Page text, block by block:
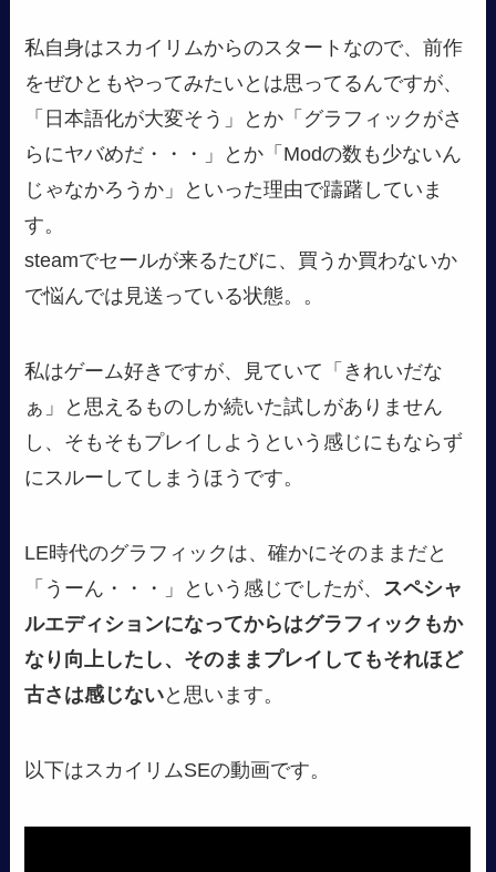
私自身はスカイリムからのスタートなので、前作
をぜひともやってみたいとは思ってるんですが、
「日本語化が大変そう」とか「グラフィックがさ
らにヤバめだ・・・」とか「Modの数も少ないん
じゃなかろうか」といった理由で躊躇していま
す。
steamでセールが来るたびに、買うか買わないか
で悩んでは見送っている状態。。
私はゲーム好きですが、見ていて「きれいだな
ぁ」と思えるものしか続いた試しがありません
し、そもそもプレイしようという感じにもならず
にスルーしてしまうほうです。
LE時代のグラフィックは、確かにそのままだと
「うーん・・・」という感じでしたが、 スペシャ
ルエディションになってからはグラフィックもか
なり向上したし、そのままプレイしてもそれほど
古さは感じないと思います。
以下はスカイリムSEの動画です。